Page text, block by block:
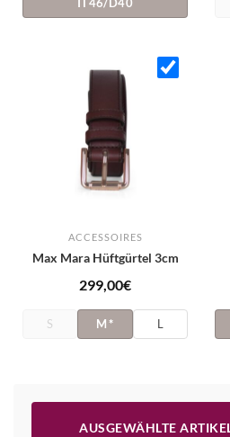
ACCESSOIRES
Max Mara Hüftgürtel 3cm
299,00€
S M * L
AUSGEWÄHLTE